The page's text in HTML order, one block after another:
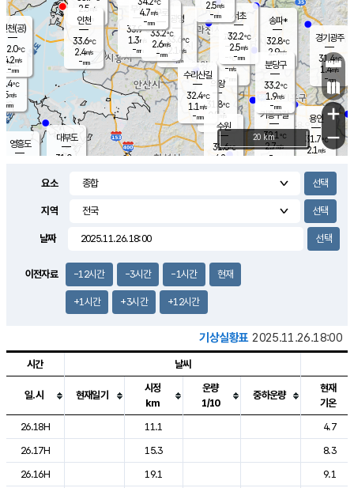
의도
℃
m/s
mm
영흥도
과천
- ℃
-m/s
- mm
용인
31.7℃
2.1 m/s
경기광주
31.4℃
1.4m/s
-mm
2.7m/s
대부도
31.0
2.5 m/s
-mm
의왕
31.8℃
0.5m/s
mm
광명
33.6 ℃
2.1 m/s
-mm
부천
33.9℃
1.3m/s
-mm
구로
33.2℃
2.6m/s
-mm
송파*
32.8℃
2.9m/s
-mm
서초
32.2℃
2.5m/s
-mm
기흥구갈
32.1℃
2.7m/s
-
수리산길
32.4℃
1.1 m/s
-mm
분당구
33.2℃
1.9m/s
-mm
인천(공)
32.0℃
4.2m/s
-mm
℃
4.7m/s
-mm
수원
31.6℃
4.2 m/s
인천
33.6℃
2.4m/s
-mm
2.5m/s
-mm
+
−
20 km
요소
지역
날짜
이전자료 -12시간 -3시간 -1시간 현재
+1시간 +3시간 +12시간
기상실황표 2025.11.26.18:00
도시별 기상실황표로 지점, 날씨, 기온, 강수, 바람, 기압등을 안내한 표입
시간 날씨
일.시 현재일기
시정
km
운량
1/10
중하운량
현재
기온
26.18H
11.1
4.7
26.17H
15.3
8.3
26.16H
19.1
9.1